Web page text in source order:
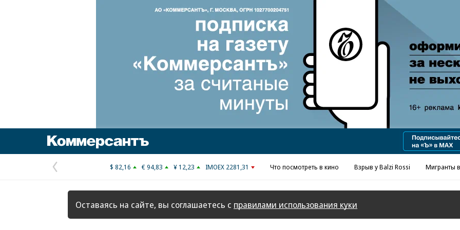
Реклама в «Ъ» www.kommersant.ru/ad
Предыдущая
страница
$ 82,16 € 94,83 ¥ 12,23 IMOEX 2281,31 Что посмотреть в кино Взрыв у Balzi Rossi Мигранты
Оставаясь на сайте, вы соглашаетесь с правилами использования куки